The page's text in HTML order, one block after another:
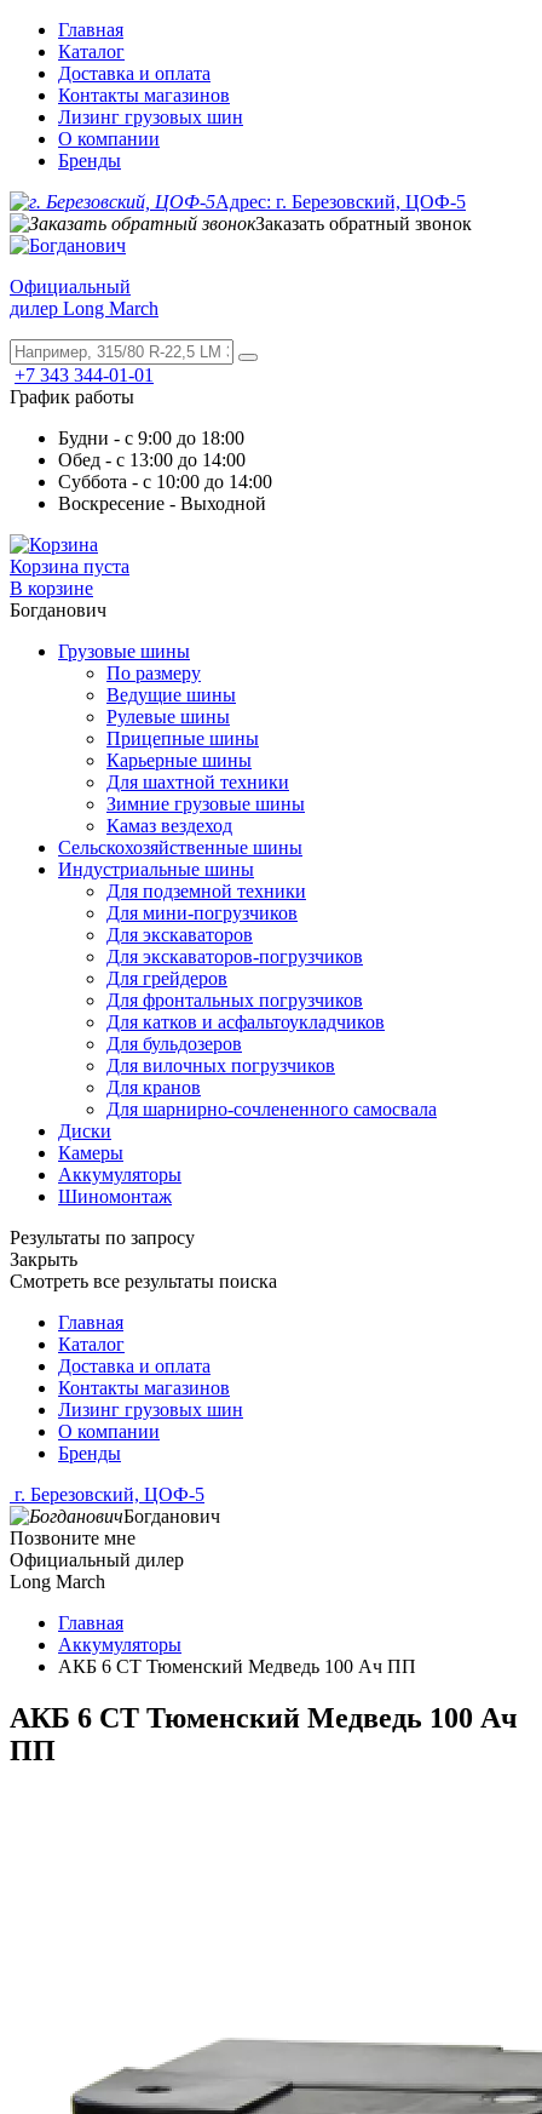
Главная
Каталог
Доставка и оплата
Контакты магазинов
Лизинг грузовых шин
О компании
Бренды
Адрес: г. Березовский, ЦОФ-5
Заказать обратный звонок
Официальный
дилер Long March
+7 343 344-01-01
График работы
Будни - с 9:00 до 18:00
Обед - с 13:00 до 14:00
Суббота - с 10:00 до 14:00
Воскресение - Выходной
Корзина пуста
В корзине
Богданович
Грузовые шины
По размеру
Ведущие шины
Рулевые шины
Прицепные шины
Карьерные шины
Для шахтной техники
Зимние грузовые шины
Камаз вездеход
Сельскохозяйственные шины
Индустриальные шины
Для подземной техники
Для мини-погрузчиков
Для экскаваторов
Для экскаваторов-погрузчиков
Для грейдеров
Для фронтальных погрузчиков
Для катков и асфальтоукладчиков
Для бульдозеров
Для вилочных погрузчиков
Для кранов
Для шарнирно-сочлененного самосвала
Диски
Камеры
Аккумуляторы
Шиномонтаж
Результаты по запросу
Закрыть
Смотреть все результаты поиска
Главная
Каталог
Доставка и оплата
Контакты магазинов
Лизинг грузовых шин
О компании
Бренды
г. Березовский, ЦОФ-5
Богданович
Позвоните мне
Официальный дилер
Long March
Главная
Аккумуляторы
АКБ 6 СТ Тюменский Медведь 100 Ач ПП
АКБ 6 СТ Тюменский Медведь 100 Ач
ПП